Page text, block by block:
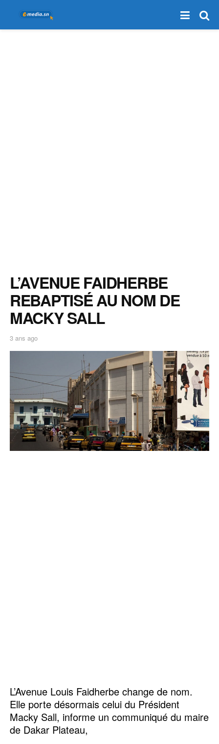
L’AVENUE FAIDHERBE
REBAPTISÉ AU NOM DE
MACKY SALL
3 ans ago
L’Avenue Louis Faidherbe change de nom.
Elle porte désormais celui du Président
Macky Sall, informe un communiqué du maire
de Dakar Plateau,